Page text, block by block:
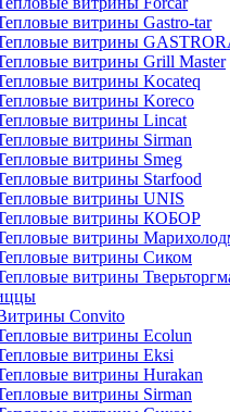
витрины Gastro-tar
витрины
витрины Grill Master
витрины Kocateq
витрины Koreco
витрины Lincat
витрины Sirman
витрины Smeg
витрины Starfood
витрины UNIS
витрины КОБОР
витрины
витрины Сиком
витрины
Convito
витрины Ecolun
витрины Eksi
витрины Hurakan
витрины Sirman